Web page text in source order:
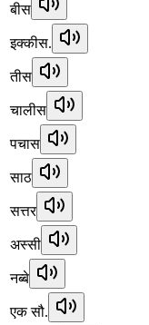
बीस
इक्कीस.
तीस
चालीस
पचास
साठ
सत्तर
अस्सी
नब्बे
एक सौ.